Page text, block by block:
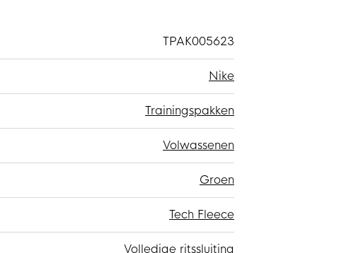
TPAK005623
Nike
Trainingspakken
Volwassenen
Groen
Tech Fleece
Volledige ritssluiting